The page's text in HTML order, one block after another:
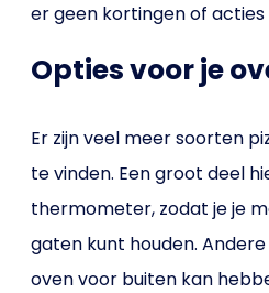
er geen kortingen of acties
Opties voor je
Er zijn veel meer soorten
te vinden. Een groot deel
thermometer, zodat je je
gaten kunt houden.
oven voor buiten kan